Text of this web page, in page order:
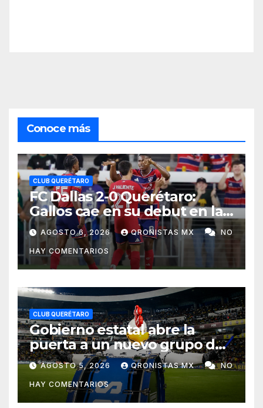
Conoce más
CLUB QUERÉTARO
FC Dallas 2-0 Querétaro:
Gallos cae en su debut en la
Leagues Cup 2026
AGOSTO 6, 2026 QRONISTAS MX NO
HAY COMENTARIOS
CLUB QUERÉTARO
Gobierno estatal abre la
puerta a un nuevo grupo de
animación en el Corregidora;
la Resistencia no volverá
AGOSTO 5, 2026 QRONISTAS MX NO
HAY COMENTARIOS